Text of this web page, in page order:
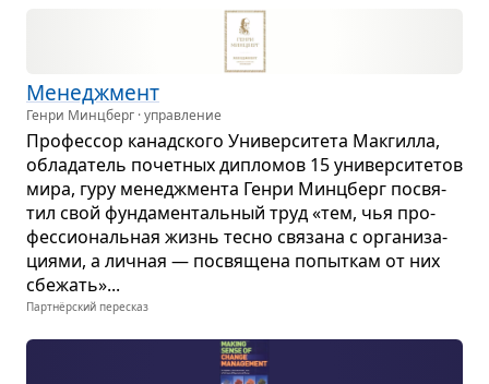
Мене­джмент
Генри Минцберг · управление
Про­фес­сор канад­ского Уни­вер­си­тета Мак­гилла,
обла­да­тель почет­ных дипло­мов 15 уни­вер­си­те­тов
мира, гуру мене­джмента Генри Мин­ц­берг посвя­
тил свой фун­да­мен­таль­ный труд «тем, чья про­
фес­си­о­наль­ная жизнь тесно свя­зана с орга­ни­за­
ци­ями, а лич­ная — посвя­щена попыт­кам от них
сбе­жать»...
Партнёрский пересказ